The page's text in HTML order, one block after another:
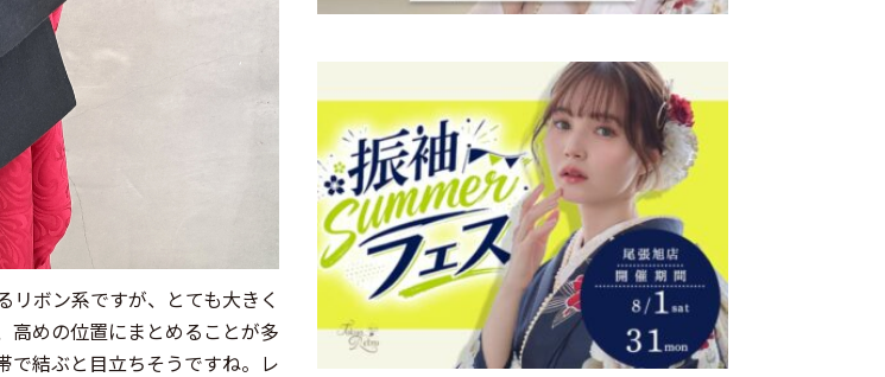
リボン系ですが、とても大きく
高めの位置にまとめることが多
で結ぶと目立ちそうですね。レ